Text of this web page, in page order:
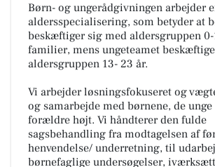
Børn- og ungerådgivningen arbejder
aldersspecialisering, som betyder at
beskæftiger sig med aldersgruppen
familier, mens ungeteamet
aldersgruppen 13- 23 år.
Vi arbejder løsningsfokuseret og
og samarbejde med børnene, de
forældre højt. Vi håndterer den fulde
sagsbehandling fra modtagelsen af
henvendelse/ underretning, til
børnefaglige undersøgelser,